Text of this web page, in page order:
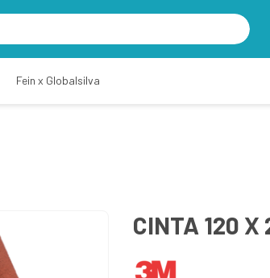
Fein x Globalsilva
CINTA 120